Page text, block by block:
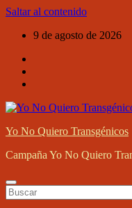
Saltar al contenido
9 de agosto de 2026
Yo No Quiero Transgénicos
Campaña Yo No Quiero